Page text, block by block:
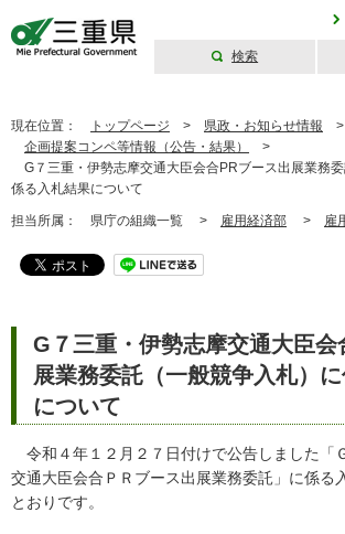
検索
現在位置： トップページ > 県政・お知らせ情報 >
企画提案コンペ等情報（公告・結果）
>
G７三重・伊勢志摩交通大臣会合PRブース出展業務
係る入札結果について
担当所属： 県庁の組織一覧 > 雇用経済部 > 雇
G７三重・伊勢志摩交通大臣会
展業務委託（一般競争入札）
について
令和４年１２月２７日付けで公告しました「
交通大臣会合ＰＲブース出展業務委託」に係る
とおりです。